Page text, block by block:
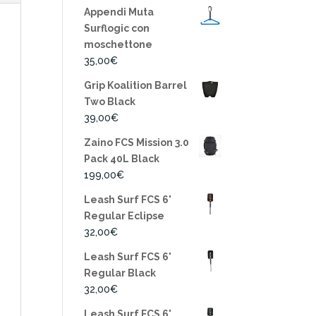
Appendi Muta
Surflogic con
moschettone
35,00€
Grip Koalition Barrel
Two Black
39,00€
Zaino FCS Mission 3.0
Pack 40L Black
199,00€
Leash Surf FCS 6'
Regular Eclipse
32,00€
Leash Surf FCS 6'
Regular Black
32,00€